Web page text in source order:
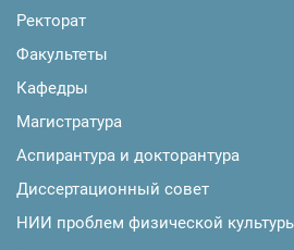
Ректорат
Факультеты
Кафедры
Магистратура
Аспирантура и докторантура
Диссертационный совет
НИИ проблем физической